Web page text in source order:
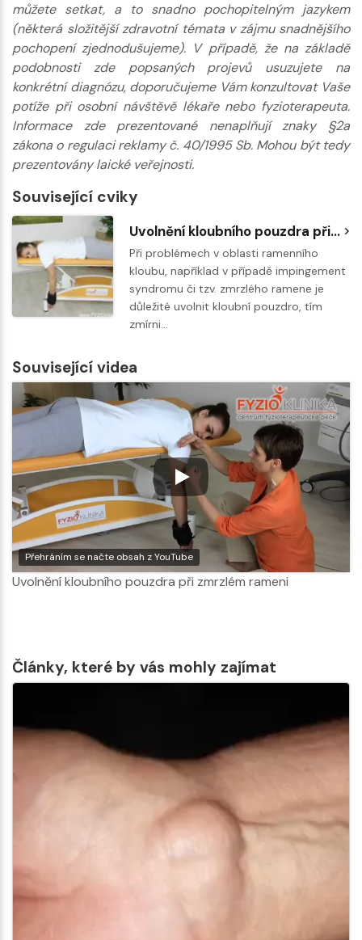
můžete setkat, a to snadno pochopitelným jazykem
(některá složitější zdravotní témata v zájmu snadnějšího
pochopení zjednodušujeme). V případě, že na základě
podobnosti zde popsaných projevů usuzujete na
konkrétní diagnózu, doporučujeme Vám konzultovat Vaše
potíže při osobní návštěvě lékaře nebo fyzioterapeuta.
Informace zde prezentované nenaplňují znaky §2a
zákona o regulaci reklamy č. 40/1995 Sb. Mohou být tedy
prezentovány laické veřejnosti.
Související cviky
Uvolnění kloubního pouzdra při zmrzlém rameni
Při problémech v oblasti ramenního
kloubu, například v případě impingement
syndromu či tzv. zmrzlého ramene je
důležité uvolnit kloubní pouzdro, tím
zmírni…
Související videa
Přehráním se načte obsah z YouTube
Uvolnění kloubního pouzdra při zmrzlém rameni
Články, které by vás mohly zajímat